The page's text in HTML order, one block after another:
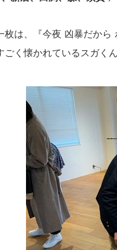
枚は、『今夜 凶暴だから
ごく懐かれているスガくん